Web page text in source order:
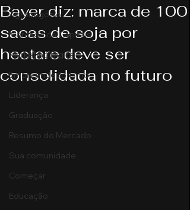
Agronegócio
Mercado de Capitais
Marketing Digital
Empreendedorismo
Liderança
Graduação
Resumo do Mercado
Sua comunidade
Começar
Educação
Bayer diz: marca de 100
sacas de soja por
hectare deve ser
consolidada no futuro